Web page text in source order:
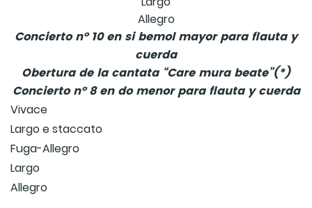
Allegro
Concierto nº 10 en si bemol mayor para flauta y
cuerda
Obertura de la cantata “Care mura beate”(*)
Concierto nº 8 en do menor para flauta y cuerda
Vivace
Largo e staccato
Fuga-Allegro
Largo
Allegro